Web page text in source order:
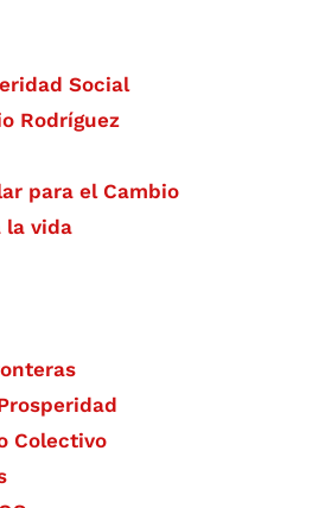
Social
Rodríguez
para el Cambio
la vida
Colectivo